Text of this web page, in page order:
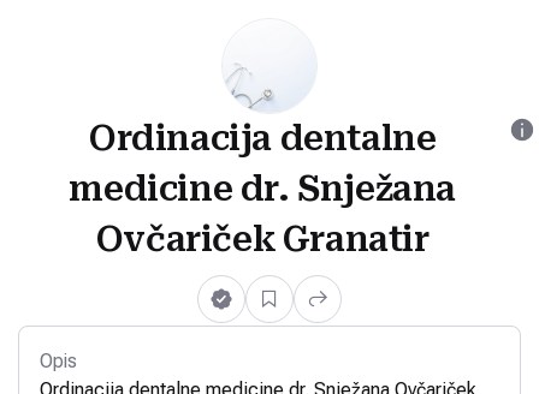
Ordinacija dentalne
medicine dr. Snježana
Ovčariček Granatir
Opis